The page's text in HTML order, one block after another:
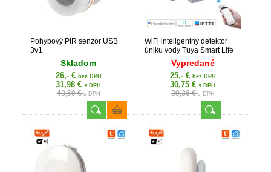
Pohybový PIR senzor USB
3v1
Skladom
26,- € bez DPH
31,98 € s DPH
48,59 €s DPH
WiFi inteligentný detektor
úniku vody Tuya Smart Life
Vypredané
25,- € bez DPH
30,75 € s DPH
39,36 €s DPH